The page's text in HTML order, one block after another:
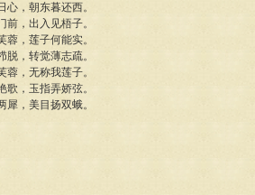
，朝东暮还西。
，出入见梧子。
，莲子何能实。
，转觉薄志疏。
，无称我莲子。
，玉指弄娇弦。
，美目扬双蛾。